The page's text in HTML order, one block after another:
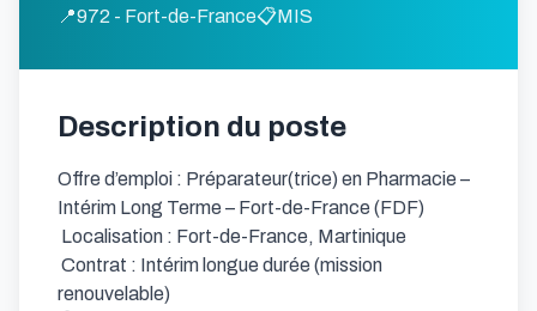
📍972 - Fort-de-France📋MIS
Description du poste
Offre d’emploi : Préparateur(trice) en Pharmacie –
Intérim Long Terme – Fort-de-France (FDF)
renouvelable)